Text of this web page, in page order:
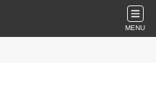
MENU